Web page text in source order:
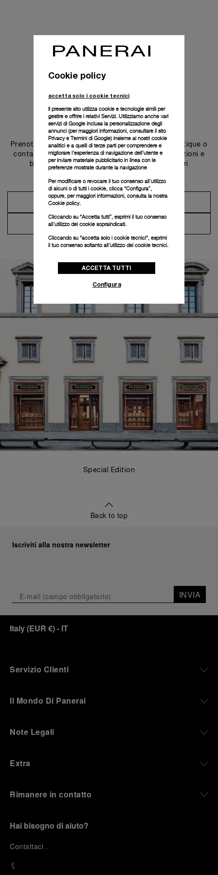
Contattaci
Prenota un appuntamento in una delle nostre boutique o
contatta il nostro concierge per scoprire le collezioni e
beneficiare dei consigli e dei servizi dei nostri
Prendi un appuntamento
Contatta il concierge
Special Edition
Back to top
Iscriviti alla nostra newsletter
INVIA
Italy(EUR €)- IT
Servizio Clienti
Il Mondo Di Panerai
Note Legali
Extra
Rimanere in contatto
Hai bisogno di aiuto?
Contattaci .
Cookie policy
accetta solo i cookie tecnici
Il presente sito utilizza cookie e tecnologie simili per
gestire e offrire i relativi Servizi. Utilizziamo anche vari
servizi di Google inclusa la personalizzazione degli
annunci (per maggiori informazioni, consultare il sito
Privacy e Termini di Google) insieme ai nostri cookie
analitici e a quelli di terze parti per comprendere e
migliorare l'esperienza di navigazione dell'utente e
per inviare materiale pubblicitario in linea con le
preferenze mostrate durante la navigazione
Per modificare o revocare il tuo consenso all’utilizzo
di alcuni o di tutti i cookie, clicca “Configura”,
oppure, per maggiori informazioni, consulta la nostra
Cookie policy.
Cliccando su “Accetta tutti”, esprimi il tuo consenso
all’utilizzo dei cookie sopraindicati.
Cliccando su "accetta solo i cookie tecnici", esprimi
il tuo consenso soltanto all’utilizzo dei cookie tecnici.
ACCETTA TUTTI
Configura